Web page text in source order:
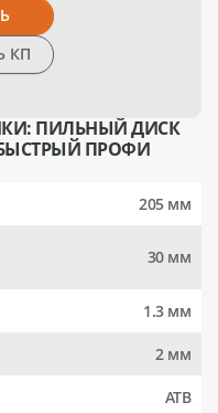
ЗАПРОСИТЬ КП
ПИЛЬНЫЙ ДИСК
БЫСТРЫЙ ПРОФИ
205 мм
30 мм
1.3 мм
2 мм
АТВ